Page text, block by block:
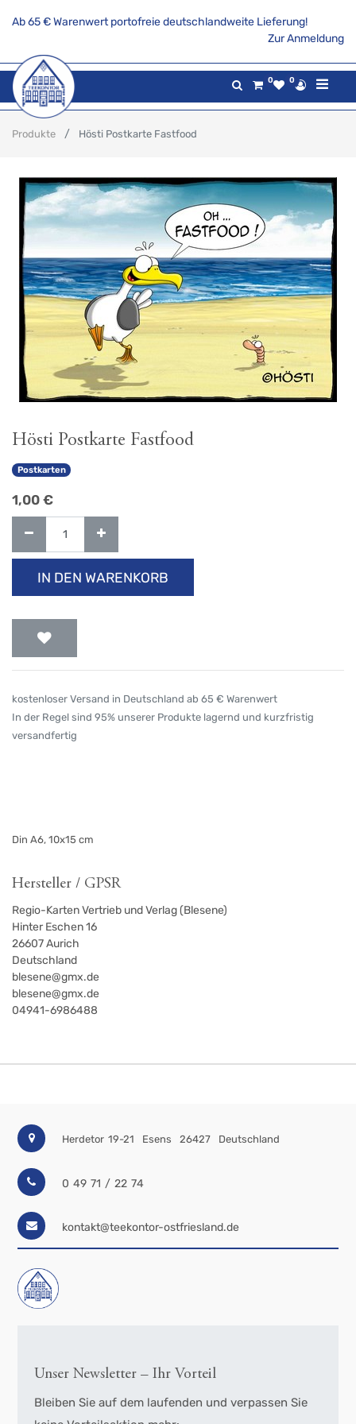
Ab 65 € Warenwert portofreie deutschlandweite Lieferung!
Zur Anmeldung
0 0
Produkte Hösti Postkarte Fastfood
Hösti Postkarte Fastfood
Postkarten
1,00 €
IN DEN WARENKORB
kostenloser Versand in Deutschland ab 65 € Warenwert
In der Regel sind 95% unserer Produkte lagernd und kurzfristig
versandfertig
Din A6, 10x15 cm
Hersteller / GPSR
Regio-Karten Vertrieb und Verlag (Blesene)
Hinter Eschen 16
26607Aurich
Deutschland
blesene@gmx.de
blesene@gmx.de
04941-6986488
Herdetor 19-21 Esens 26427 Deutschland
0 49 71 / 22 74
kontakt@teekontor-ostfriesland.de
Unser Newsletter – Ihr Vorteil
Bleiben Sie auf dem laufenden und verpassen Sie